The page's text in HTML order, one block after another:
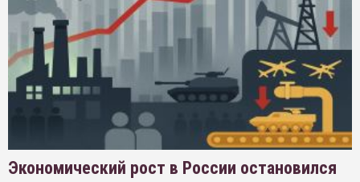
Экономический рост в России остановился